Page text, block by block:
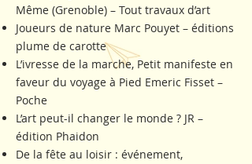
Même (Grenoble) – Tout travaux d’art
Joueurs de nature Marc Pouyet – éditions
plume de carotte
L’ivresse de la marche, Petit manifeste en
faveur du voyage à Pied Emeric Fisset –
Poche
L’art peut-il changer le monde ? JR –
édition Phaidon
De la fête au loisir : événement,